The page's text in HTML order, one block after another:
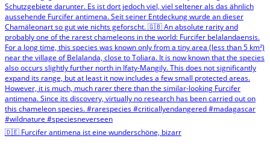
🇩🇪 Furcifer antimena ist eine wunderschöne, bizarr